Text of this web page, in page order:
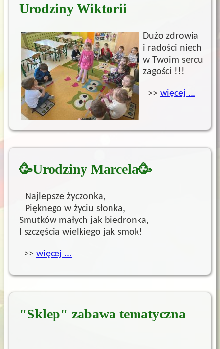
Urodziny Wiktorii
Dużo zdrowia
i radości niech
w Twoim sercu
zagości !!!
>> więcej ...
🥳Urodziny Marcela🥳
Najlepsze życzonka,
Pięknego w życiu słonka,
Smutków małych jak biedronka,
I szczęścia wielkiego jak smok!
>> więcej ...
"Sklep" zabawa tematyczna